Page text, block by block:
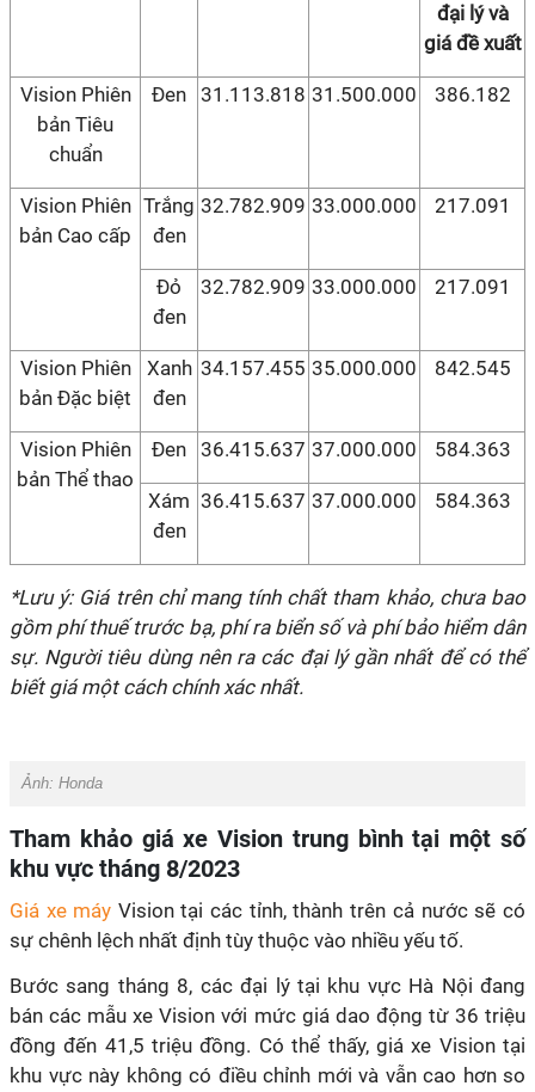
đại lý và
giá đề xuất
Vision Phiên
bản Tiêu
chuẩn
Đen 31.113.818 31.500.000 386.182
Vision Phiên
bản Cao cấp
Trắng
đen
32.782.909 33.000.000 217.091
Đỏ
đen
32.782.909 33.000.000 217.091
Vision Phiên
bản Đặc biệt
Xanh
đen
34.157.455 35.000.000 842.545
Vision Phiên
bản Thể thao
Đen 36.415.637 37.000.000 584.363
Xám
đen
36.415.637 37.000.000 584.363
*Lưu ý: Giá trên chỉ mang tính chất tham khảo, chưa bao
gồm phí thuế trước bạ, phí ra biển số và phí bảo hiểm dân
sự. Người tiêu dùng nên ra các đại lý gần nhất để có thể
biết giá một cách chính xác nhất.
Ảnh: Honda
Tham khảo giá xe Vision trung bình tại một số
khu vực tháng 8/2023
Giá xe máy Vision tại các tỉnh, thành trên cả nước sẽ có
sự chênh lệch nhất định tùy thuộc vào nhiều yếu tố.
Bước sang tháng 8, các đại lý tại khu vực Hà Nội đang
bán các mẫu xe Vision với mức giá dao động từ 36 triệu
đồng đến 41,5 triệu đồng. Có thể thấy, giá xe Vision tại
khu vực này không có điều chỉnh mới và vẫn cao hơn so